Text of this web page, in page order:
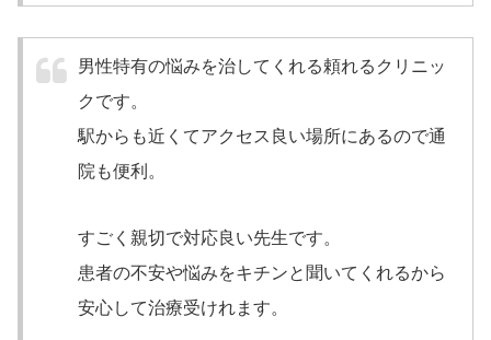
男性特有の悩みを治してくれる頼れるクリニッ
クです。
駅からも近くてアクセス良い場所にあるので通
院も便利。
すごく親切で対応良い先生です。
患者の不安や悩みをキチンと聞いてくれるから
安心して治療受けれます。